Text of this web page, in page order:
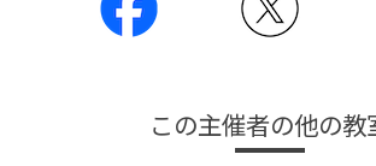
この主催者の他の教